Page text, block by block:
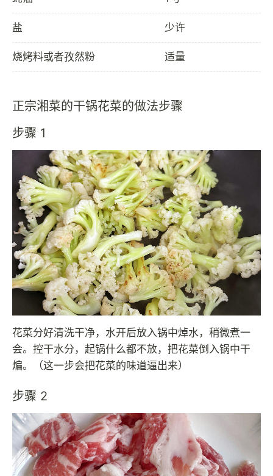
盐 少许
烧烤料或者孜然粉 适量
正宗湘菜的干锅花菜的做法步骤
步骤 1
花菜分好清洗干净，水开后放入锅中焯水，稍微煮一
会。控干水分，起锅什么都不放，把花菜倒入锅中干
煸。（这一步会把花菜的味道逼出来）
步骤 2